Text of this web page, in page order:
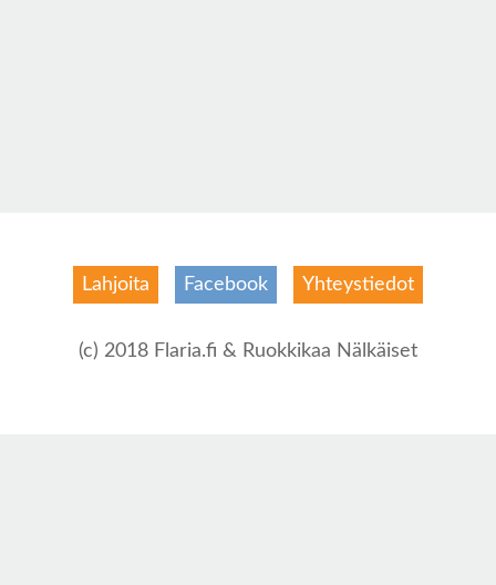
Lahjoita Facebook Yhteystiedot
(c) 2018 Flaria.fi & Ruokkikaa Nälkäiset